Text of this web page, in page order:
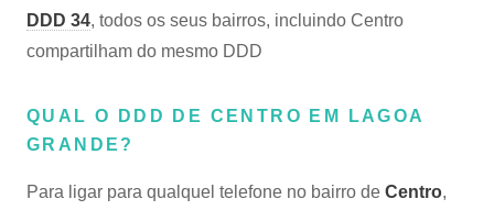
DDD 34, todos os seus bairros, incluindo Centro
compartilham do mesmo DDD
QUAL O DDD DE CENTRO EM LAGOA
GRANDE?
Para ligar para qualquel telefone no bairro de Centro,